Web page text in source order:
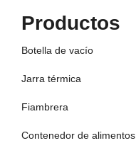
Productos
Botella de vacío
Jarra térmica
Fiambrera
Contenedor de alimentos